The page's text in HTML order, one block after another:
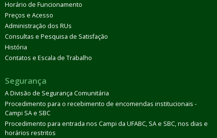
Horário de Funcionamento
Preços e Acesso
Administração dos RUs
Consultas e Pesquisa de Satisfação
História
Contatos e Escala de Trabalho
Segurança
A Divisão de Segurança Comunitária
Procedimento para o recebimento de encomendas institucionais -
Campi SA e SBC
Procedimento para entrada nos Campi da UFABC, SA e SBC, nos dias e
horários restritos